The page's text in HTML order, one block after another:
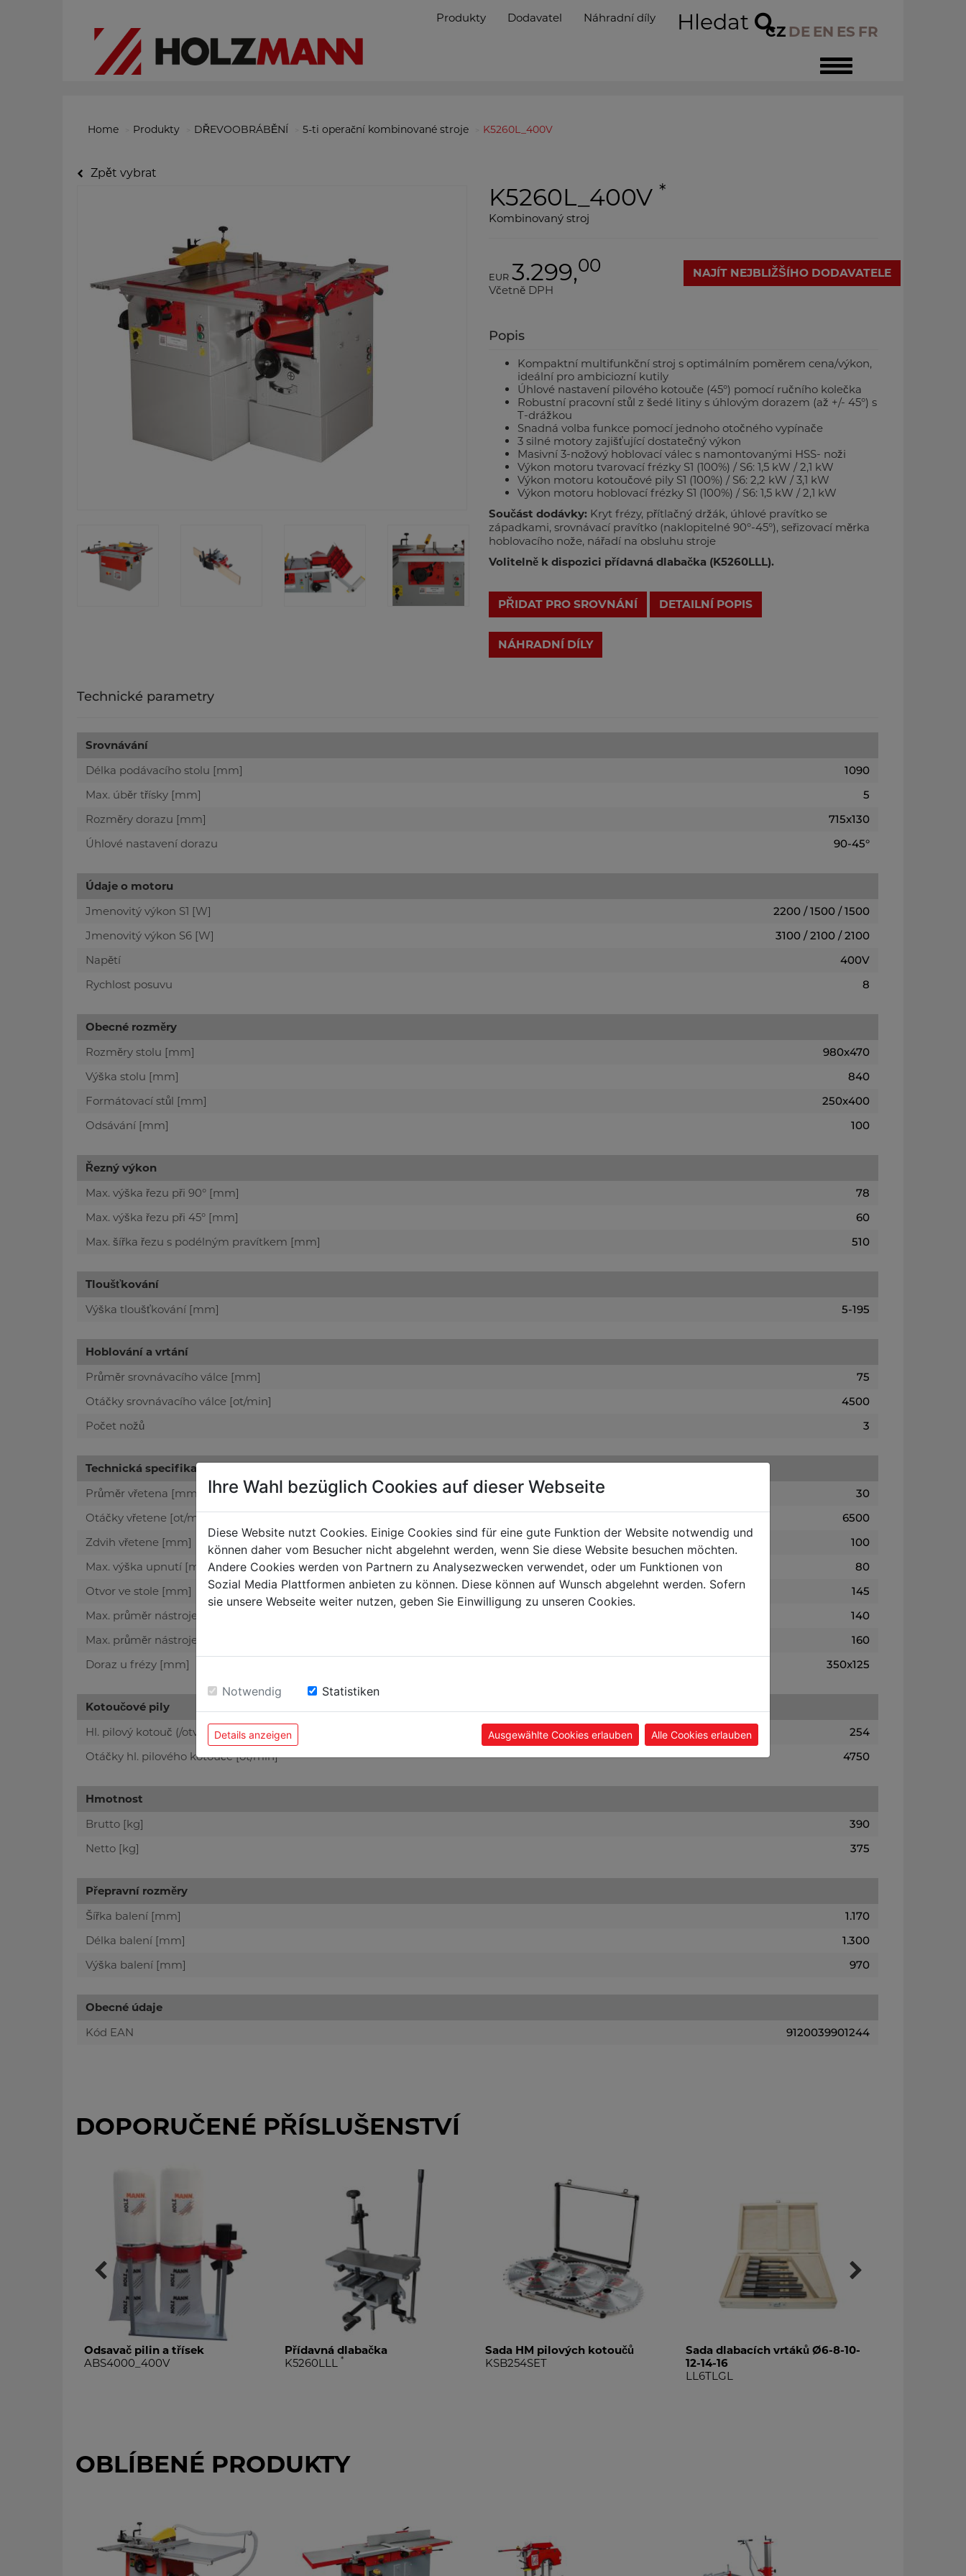
Toggle
navigation
CZ DE EN ES FR
Produkty Dodavatel Náhradní díly Hledat
Home Produkty DŘEVOOBRÁBĚNÍ 5-ti operační kombinované stroje K5260L_400V
Zpět vybrat
K5260L_400V *
Kombinovaný stroj
EUR 3.299,00
Včetně DPH
NAJÍT NEJBLIŽŠÍHO DODAVATELE
Popis
Kompaktní multifunkční stroj s optimálním poměrem cena/výkon,
ideální pro ambiciozní kutily
Úhlové nastavení pilového kotouče (45°) pomocí ručního kolečka
Robustní pracovní stůl z šedé litiny s úhlovým dorazem (až +/- 45°) s
T-drážkou
Snadná volba funkce pomocí jednoho otočného vypínače
3 silné motory zajišťující dostatečný výkon
Masivní 3-nožový hoblovací válec s namontovanými HSS- noži
Výkon motoru tvarovací frézky S1 (100%) / S6: 1,5 kW / 2,1 kW
Výkon motoru kotoučové pily S1 (100%) / S6: 2,2 kW / 3,1 kW
Výkon motoru hoblovací frézky S1 (100%) / S6: 1,5 kW / 2,1 kW
Součást dodávky:Kryt frézy, přítlačný držák, úhlové pravítko se
západkami, srovnávací pravítko (naklopitelné 90°-45°), seřizovací měrka
hoblovacího nože, nářadí na obsluhu stroje
Volitelně k dispozici přídavná dlabačka (K5260LLL).
PŘIDAT PRO SROVNÁNÍ DETAILNÍ POPIS
Technické parametry
Srovnávání
Délka podávacího stolu [mm]
1090
Max. úběr třísky [mm]
5
Rozměry dorazu [mm]
715x130
Úhlové nastavení dorazu
90-45°
Údaje o motoru
Jmenovitý výkon S1 [W]
2200 / 1500 / 1500
Jmenovitý výkon S6 [W]
3100 / 2100 / 2100
Napětí
400V
Rychlost posuvu
8
Obecné rozměry
Rozměry stolu [mm]
980x470
Výška stolu [mm]
840
Formátovací stůl [mm]
250x400
Odsávání [mm]
100
Řezný výkon
Max. výška řezu při 90° [mm]
78
Max. výška řezu při 45° [mm]
60
Max. šířka řezu s podélným pravítkem [mm]
510
Tloušťkování
Výška tloušťkování [mm]
5-195
Hoblování a vrtání
Průměr srovnávacího válce [mm]
75
Otáčky srovnávacího válce [ot/min]
4500
Počet nožů
3
Technická specifikace
Průměr vřetena [mm]
30
Otáčky vřetene [ot/min]
6500
Zdvih vřetene [mm]
100
Max. výška upnutí [mm]
80
Otvor ve stole [mm]
145
Max. průměr nástroje pod stolem [mm]
140
Max. průměr nástroje nad stolem [mm]
160
Doraz u frézy [mm]
350x125
Kotoučové pily
Hl. pilový kotouč (/otvor) [mm]
254
Otáčky hl. pilového kotouče [ot/min]
4750
Hmotnost
Brutto [kg]
390
Netto [kg]
375
Přepravní rozměry
Šířka balení [mm]
1.170
Délka balení [mm]
1.300
Výška balení [mm]
970
Obecné údaje
Kód EAN
9120039901244
DOPORUČENÉ PŘÍSLUŠENSTVÍ
Odsavač pilin a třísek
ABS4000_400V
Přídavná dlabačka
K5260LLL *
Sada HM pilových kotoučů
KSB254SET
Sada dlabacích vrtáků Ø6-8-10-
12-14-16
LL6TLGL
OBLÍBENÉ PRODUKTY
Ihre Wahl bezüglich Cookies auf dieser Webseite
Diese Website nutzt Cookies. Einige Cookies sind für eine gute Funktion der Website notwendig und
können daher vom Besucher nicht abgelehnt werden, wenn Sie diese Website besuchen möchten.
Andere Cookies werden von Partnern zu Analysezwecken verwendet, oder um Funktionen von
Sozial Media Plattformen anbieten zu können. Diese können auf Wunsch abgelehnt werden. Sofern
sie unsere Webseite weiter nutzen, geben Sie Einwilligung zu unseren Cookies.
Notwendig Statistiken
Details anzeigen Ausgewählte Cookies erlauben Alle Cookies erlauben